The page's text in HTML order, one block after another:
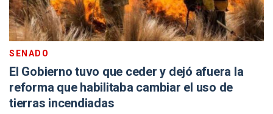
SENADO
El Gobierno tuvo que ceder y dejó afuera la
reforma que habilitaba cambiar el uso de
tierras incendiadas